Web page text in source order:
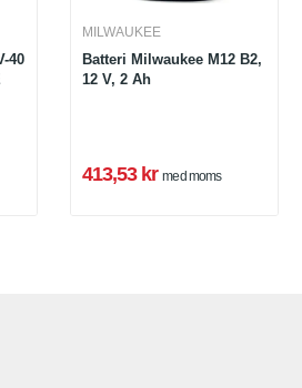
40
MILWAUKEE
Batteri Milwaukee M12 B2,
12 V, 2 Ah
413,53 kr med moms